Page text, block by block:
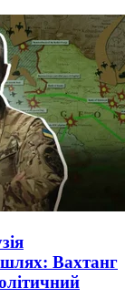
шлях: Вахтанг